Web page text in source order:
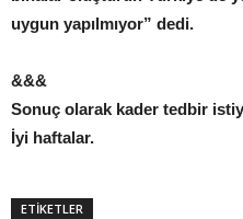
uygun yapılmıyor” dedi.
&&&
Sonuç olarak kader tedbir
İyi haftalar.
ETİKETLER